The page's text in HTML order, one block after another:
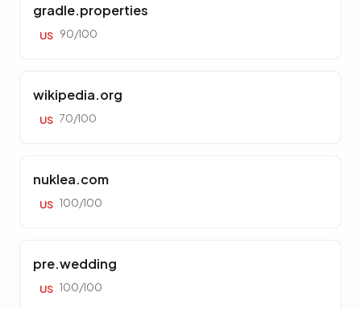
gradle.properties
US 90/100
wikipedia.org
US 70/100
nuklea.com
US 100/100
pre.wedding
US 100/100